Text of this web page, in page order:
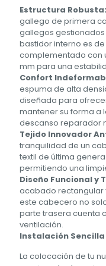
Estructura Robusta:
gallego de primera
gallegos gestionados
bastidor interno es
complementado con
mm para una
Confort
espuma de alta
diseñada para
mantener su forma a
descanso reparador
Tejido Innovador
tranquilidad de un
textil de última
permitiendo una
Diseño Funcional y
acabado rectangular
este cabecero no
parte trasera cuenta
ventilación.
Instalación Sencilla
La colocación de tu